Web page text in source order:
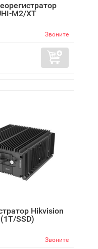
M2/XT
Звоните
Hikvision
SSD)
Звоните